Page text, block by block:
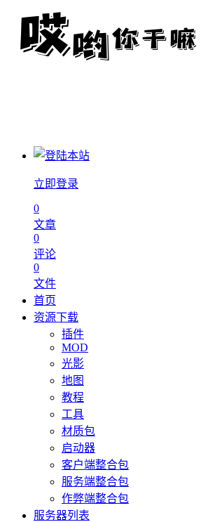
立即登录
0
文章
0
评论
0
文件
首页
资源下载
插件
MOD
光影
地图
教程
工具
材质包
启动器
客户端整合包
服务端整合包
作弊端整合包
服务器列表